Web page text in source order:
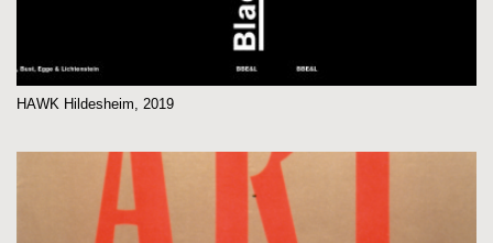
HAWK Hildesheim, 2019